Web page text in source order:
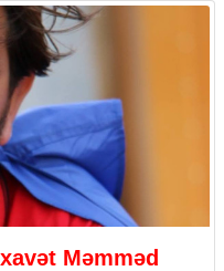
Məmməd